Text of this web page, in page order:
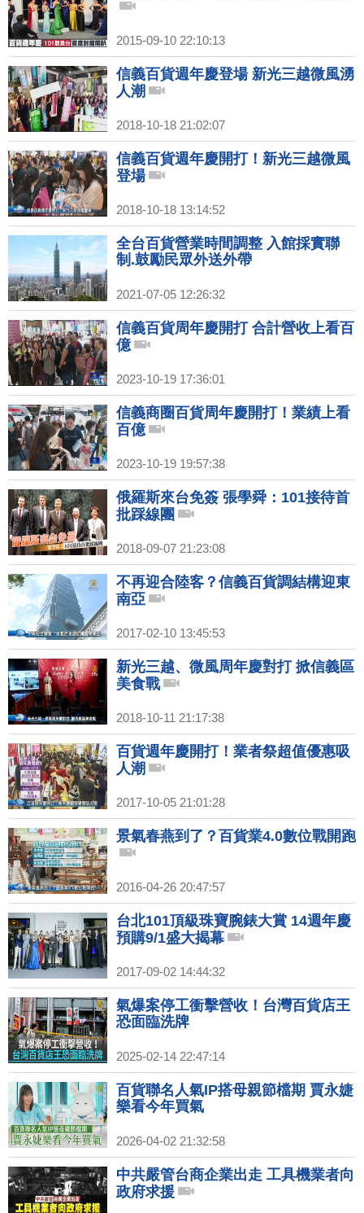
2015-09-10 22:10:13
信義百貨週年慶登場 新光三越微風湧
人潮
2018-10-18 21:02:07
信義百貨週年慶開打！新光三越微風
登場
2018-10-18 13:14:52
全台百貨營業時間調整 入館採實聯
制.鼓勵民眾外送外帶
2021-07-05 12:26:32
信義百貨周年慶開打 合計營收上看百
億
2023-10-19 17:36:01
信義商圈百貨周年慶開打！業績上看
百億
2023-10-19 19:57:38
俄羅斯來台免簽 張學舜：101接待首
批踩線團
2018-09-07 21:23:08
不再迎合陸客？信義百貨調結構迎東
南亞
2017-02-10 13:45:53
新光三越、微風周年慶對打 掀信義區
美食戰
2018-10-11 21:17:38
百貨週年慶開打！業者祭超值優惠吸
人潮
2017-10-05 21:01:28
景氣春燕到了？百貨業4.0數位戰開跑
2016-04-26 20:47:57
台北101頂級珠寶腕錶大賞 14週年慶
預購9/1盛大揭幕
2017-09-02 14:44:32
氣爆案停工衝擊營收！台灣百貨店王
恐面臨洗牌
2025-02-14 22:47:14
百貨聯名人氣IP搭母親節檔期 賈永婕
樂看今年買氣
2026-04-02 21:32:58
中共嚴管台商企業出走 工具機業者向
政府求援